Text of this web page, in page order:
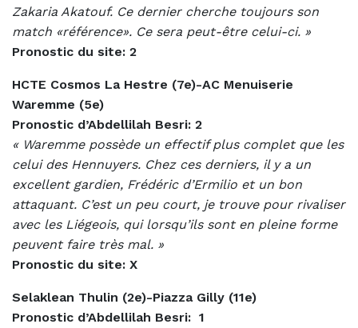
Zakaria Akatouf. Ce dernier cherche toujours son
match «référence». Ce sera peut-être celui-ci. »
Pronostic du site: 2
HCTE Cosmos La Hestre (7e)-AC Menuiserie
Waremme (5e)
Pronostic d’Abdellilah Besri: 2
« Waremme possède un effectif plus complet que les
celui des Hennuyers. Chez ces derniers, il y a un
excellent gardien, Frédéric d’Ermilio et un bon
attaquant. C’est un peu court, je trouve pour rivaliser
avec les Liégeois, qui lorsqu’ils sont en pleine forme
peuvent faire très mal. »
Pronostic du site: X
Selaklean Thulin (2e)-Piazza Gilly (11e)
Pronostic d’Abdellilah Besri: 1